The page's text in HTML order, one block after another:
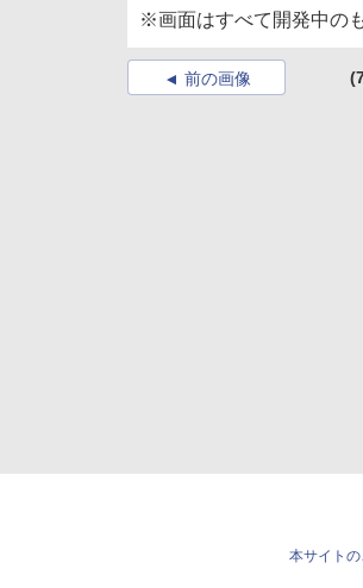
※画面はすべて開発中の
前の画像
本サイト